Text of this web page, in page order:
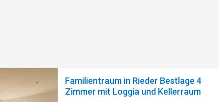
Familientraum in Rieder Bestlage 4
Zimmer mit Loggia und Kellerraum